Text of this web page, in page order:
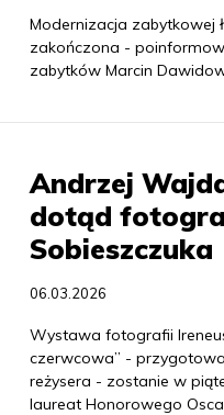
Modernizacja zabytkowej
zakończona -
zabytków Marcin
Andrzej
dotąd
Sobieszczuka
06.03.2026
Wystawa fotografii
czerwcowa” -
reżysera - zostanie w
laureat Honorowego